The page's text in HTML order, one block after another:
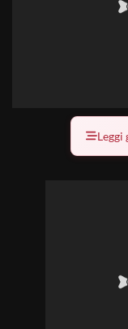
Leggi